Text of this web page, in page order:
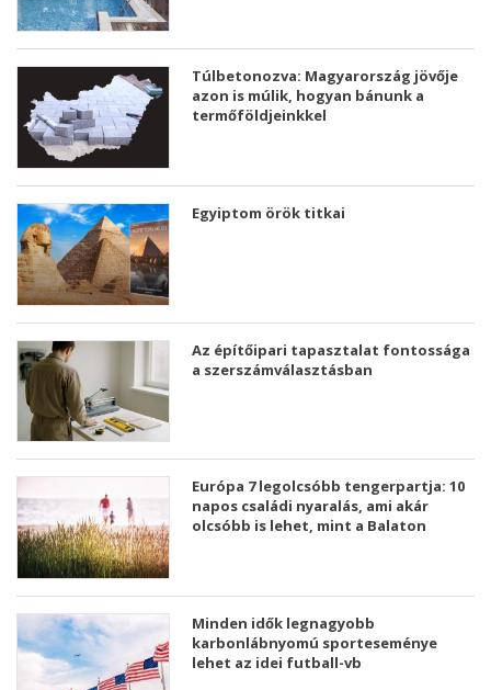
Túlbetonozva: Magyarország jövője
azon is múlik, hogyan bánunk a
termőföldjeinkkel
Egyiptom örök titkai
Az építőipari tapasztalat fontossága
a szerszámválasztásban
Európa 7 legolcsóbb tengerpartja: 10
napos családi nyaralás, ami akár
olcsóbb is lehet, mint a Balaton
Minden idők legnagyobb
karbonlábnyomú sporteseménye
lehet az idei futball-vb